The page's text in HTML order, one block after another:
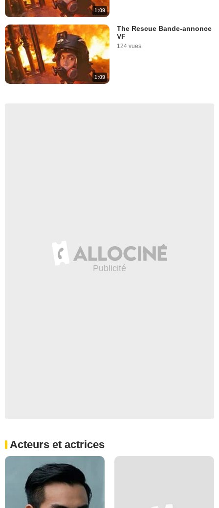
1:09
1:09
The Rescue Bande-annonce
VF
124 vues
Acteurs et actrices